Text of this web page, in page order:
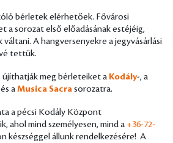
bérletek elérhetőek. Fővárosi
a sorozat első előadásának estéjéig,
A hangversenyekre a jegyvásárlási
tettük.
újíthatják meg bérleteiket a Kodály-, a
és aMusica Sacrasorozatra.
a pécsi Kodály Központ
ahol mind személyesen, mind a+36-72-
készséggel állunk rendelkezésére! A